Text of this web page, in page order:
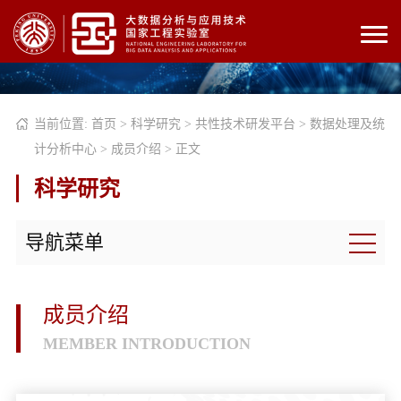
当前位置: 首页 > 科学研究 > 共性技术研发平台 > 数据处理及统
计分析中心 > 成员介绍 > 正文
科学研究
导航菜单
成员介绍
MEMBER INTRODUCTION